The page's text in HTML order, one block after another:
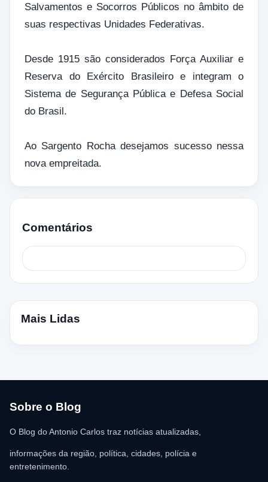
Salvamentos e Socorros Públicos no âmbito de
suas respectivas Unidades Federativas.
Desde 1915 são considerados Força Auxiliar e
Reserva do Exército Brasileiro e integram o
Sistema de Segurança Pública e Defesa Social
do Brasil.
Ao Sargento Rocha desejamos sucesso nessa
nova empreitada.
Comentários
Mais Lidas
Sobre o Blog
O Blog do Antonio Carlos traz notícias atualizadas,
informações da região, política, cidades, polícia e
entretenimento.